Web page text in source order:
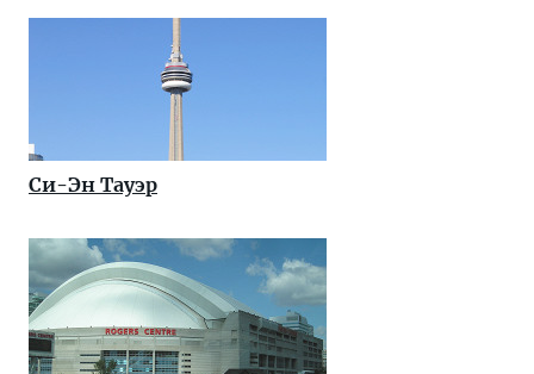
Си-Эн Тауэр